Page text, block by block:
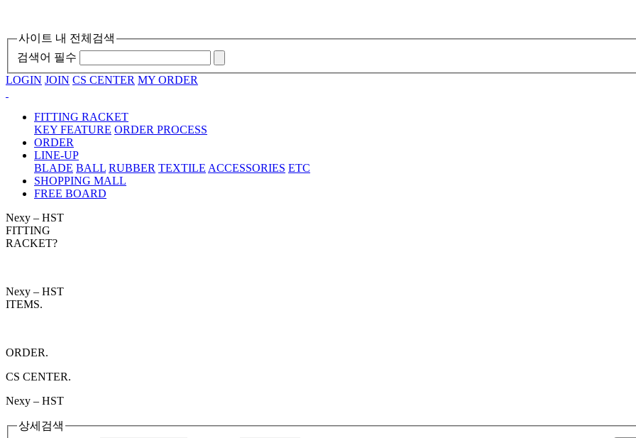
사이트 내 전체검색
검색어 필수
LOGIN JOIN CS CENTER MY ORDER
FITTING RACKET
KEY FEATURE ORDER PROCESS
ORDER
LINE-UP
BLADE BALL RUBBER TEXTILE ACCESSORIES ETC
SHOPPING MALL
FREE BOARD
Nexy – HST
FITTING
RACKET?
Nexy – HST
ITEMS.
ORDER.
CS CENTER.
Nexy – HST
상세검색